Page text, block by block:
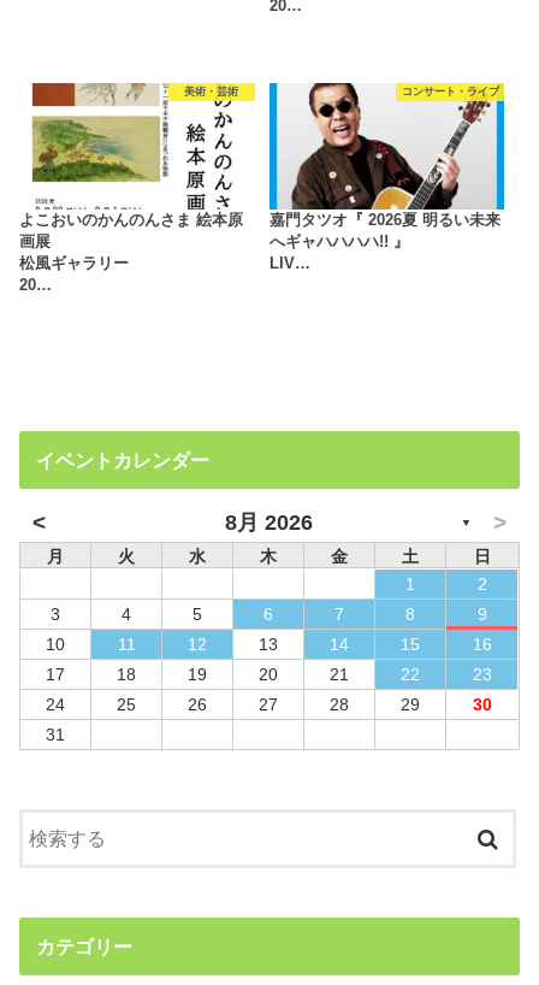
20…
美術・芸術
よこおいのかんのんさま 絵本原
画展
松風ギャラリー
20…
コンサート・ライブ
嘉門タツオ『 2026夏 明るい未来
へギャハハハハ!! 』
LIV…
イベントカレンダー
< 8月 2026 ▼ >
月 火 水 木 金 土
日
1
2
3
4 5 6 7 8
9
10
11 12 13 14 15
16
17
18 19 20 21 22
23
24
25 26 27 28 29
30
31
カテゴリー